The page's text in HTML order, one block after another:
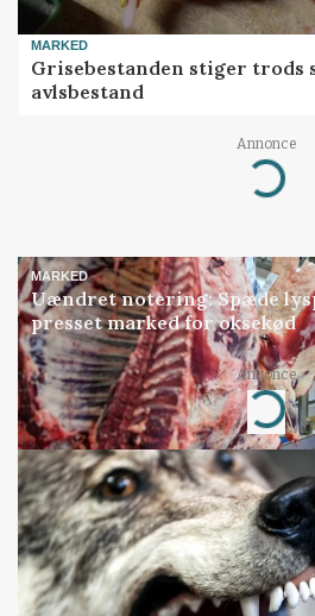
MARKED
Grisebestanden stiger trods
avlsbestand
Annonce
Loading...
MARKED
Uændret notering: Spæde
presset marked for oksekød
Annonce
Loading...